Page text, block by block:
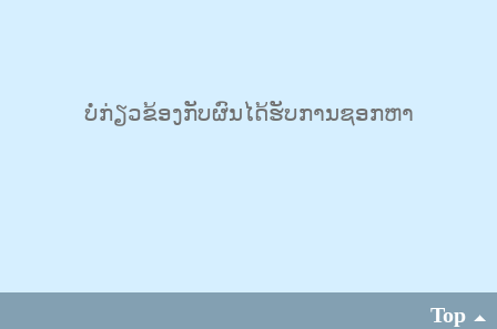
ບໍ່ກ່ຽວຂ້ອງກັບຜົນໄດ້ຮັບການຊອກຫາ
Top